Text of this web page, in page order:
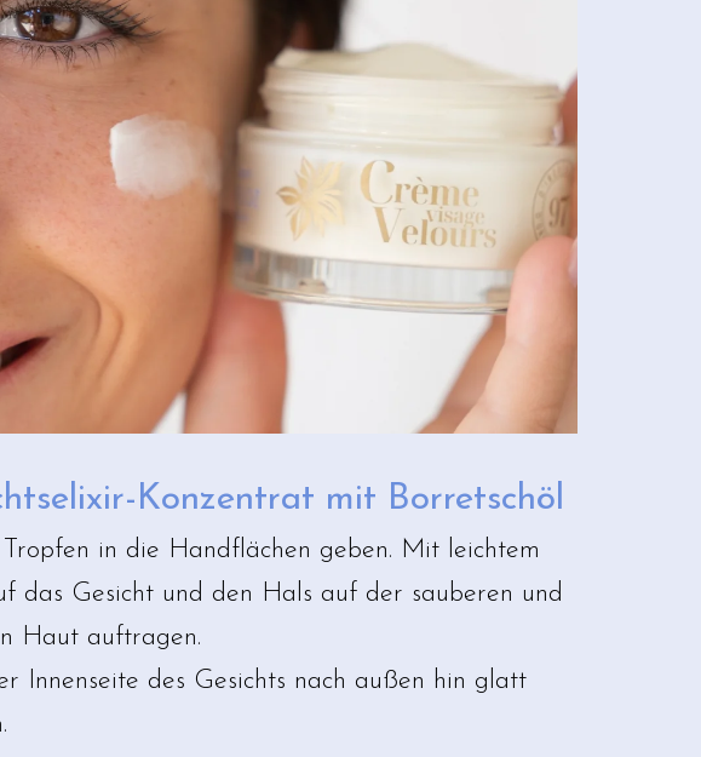
Konzentrat mit Borretschöl
Tropfen in die Handflächen geben. Mit leichtem
das Gesicht und den Hals auf der sauberen und
Haut auftragen.
Innenseite des Gesichts nach außen hin glatt